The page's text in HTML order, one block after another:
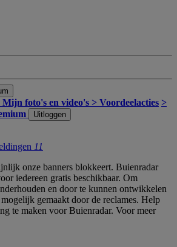
Mijn foto's en video's > Voordeelacties >
Uitloggen
11
onze banners blokkeert. Buienradar
iedereen gratis beschikbaar. Om
en door te kunnen ontwikkelen
gemaakt door de reclames. Help
te maken voor Buienradar. Voor meer